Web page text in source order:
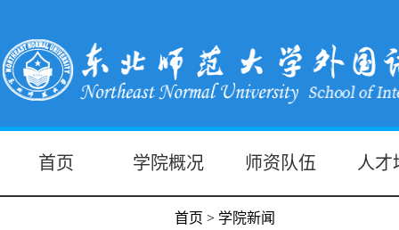
首页 学院概况 师资队伍 人才
首页 > 学院新闻